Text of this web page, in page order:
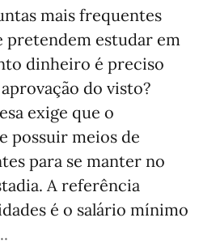
mais frequentes
estudar em
dinheiro é preciso
do visto?
exige que o
possuir meios de
para se manter no
A referência
é o salário mínimo